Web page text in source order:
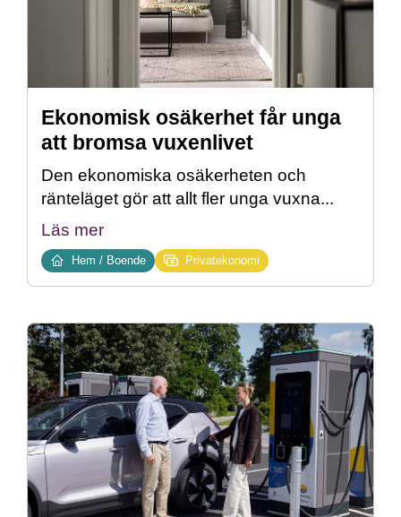
Ekonomisk osäkerhet får unga
att bromsa vuxenlivet
Den ekonomiska osäkerheten och
ränteläget gör att allt fler unga vuxna...
Läs mer
Hem / Boende Privatekonomi